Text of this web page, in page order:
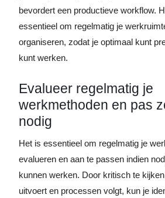
bevordert een productieve workflow.
essentieel om regelmatig je
organiseren, zodat je optimaal kunt
kunt werken.
Evalueer regelmatig je
werkmethoden en pas
nodig
Het is essentieel om regelmatig je
evalueren en aan te passen indien
kunnen werken. Door kritisch te
uitvoert en processen volgt, kun je